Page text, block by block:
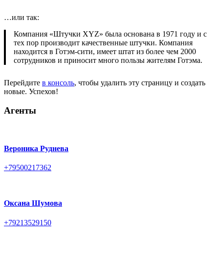
…или так:
Компания «Штучки XYZ» была основана в 1971 году и с
тех пор производит качественные штучки. Компания
находится в Готэм-сити, имеет штат из более чем 2000
сотрудников и приносит много пользы жителям Готэма.
Перейдите в консоль, чтобы удалить эту страницу и создать
новые. Успехов!
Агенты
Вероника Руднева
+79500217362
Оксана Шумова
+79213529150